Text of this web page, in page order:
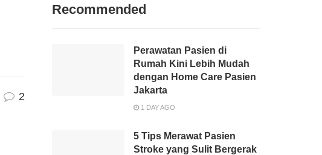
2
Recommended
Perawatan Pasien di
Rumah Kini Lebih Mudah
dengan Home Care Pasien
Jakarta
1 DAY AGO
5 Tips Merawat Pasien
Stroke yang Sulit Bergerak